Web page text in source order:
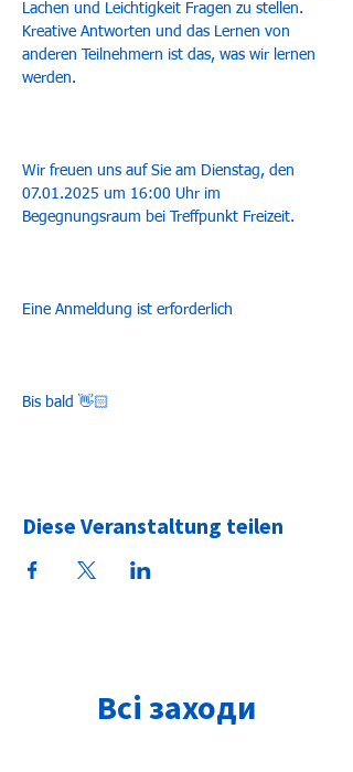
Lachen und Leichtigkeit Fragen zu stellen.
Kreative Antworten und das Lernen von
anderen Teilnehmern ist das, was wir lernen
werden.
Wir freuen uns auf Sie am Dienstag, den
07.01.2025 um 16:00 Uhr im
Begegnungsraum bei Treffpunkt Freizeit.
Eine Anmeldung ist erforderlich
Bis bald 👋🏻
Diese Veranstaltung teilen
Всі заходи